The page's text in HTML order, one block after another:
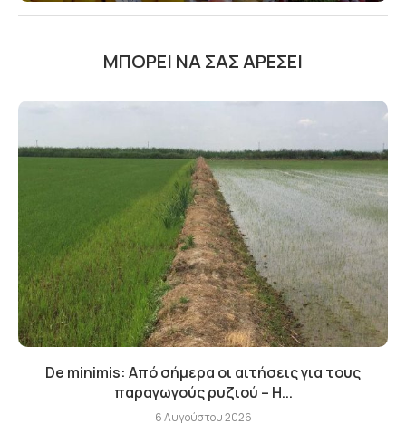
ΜΠΟΡΕΊ ΝΑ ΣΑΣ ΑΡΈΣΕΙ
De minimis: Από σήμερα οι αιτήσεις για τους
παραγωγούς ρυζιού – Η...
6 Αυγούστου 2026